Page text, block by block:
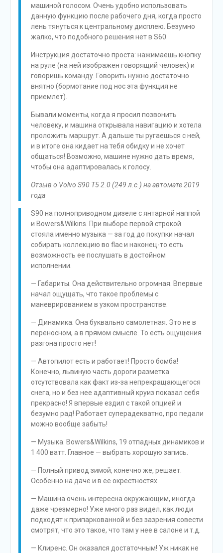
машиной голосом. Очень удобно использовать
данную функцию после рабочего дня, когда просто
лень тянуться к центральному дисплею. Безумно
жалко, что подобного решения нет в S60.
Инструкция достаточно проста: нажимаешь кнопку
на руле (на ней изображен говорящий человек) и
говоришь команду. Говорить нужно достаточно
внятно (бормотание под нос эта функция не
приемлет).
Бывали моменты, когда я просил позвонить
человеку, и машина открывала навигацию и хотела
проложить маршрут. А дальше ты ругаешься с ней,
и в итоге она кидает на тебя обидку и не хочет
общаться! Возможно, машине нужно дать время,
чтобы она адаптировалась к голосу.
Отзыв о Volvo S90 T5 2.0 (249 л.с.) на автомате 2019
года
S90 на полноприводном дизеле с янтарной наппой
и Bowers&Wilkins. При выборе первой строкой
стояла именно музыка — за год до покупки начал
собирать коллекцию во flac и наконец-то есть
возможность ее послушать в достойном
исполнении.
— Габариты. Она действительно огромная. Впервые
начал ощущать, что такое проблемы с
маневрированием в узком пространстве.
— Динамика. Она буквально самолетная. Это не в
переносном, а в прямом смысле. То есть ощущения
разгона просто нет!
— Автопилот есть и работает! Просто бомба!
Конечно, львиную часть дороги разметка
отсутствовала как факт из-за непрекращающегося
снега, но и без нее адаптивный круиз показал себя
прекрасно! Я впервые ездил с такой опцией и
безумно рад! Работает суперадекватно, про педали
можно вообще забыть!
— Музыка. Bowers&Wilkins, 19 отпадных динамиков и
1 400 ватт. Главное — выбрать хорошую запись.
— Полный привод зимой, конечно же, решает.
Особенно на даче и в ее окрестностях.
— Машина очень интересна окружающим, иногда
даже чрезмерно! Уже много раз видел, как люди
подходят к припаркованной и без зазрения совести
смотрят, что это такое, что там у нее в салоне и т.д.
— Клиренс. Он оказался достаточным! Уж никак не